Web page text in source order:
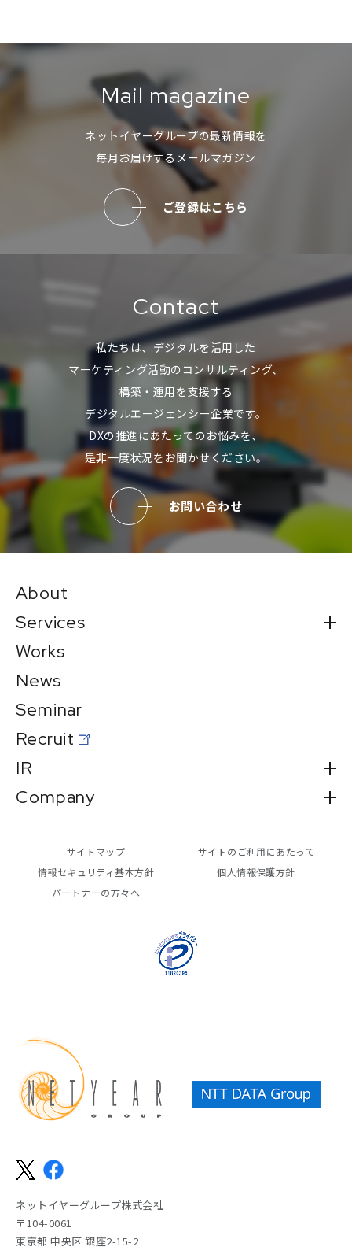
Mail magazine
ネットイヤーグループの最新情報を
毎月お届けするメールマガジン
ご登録はこちら
Contact
私たちは、デジタルを活用した
マーケティング活動のコンサルティング、
構築・運用を支援する
デジタルエージェンシー企業です。
DXの推進にあたってのお悩みを、
是非一度状況をお聞かせください。
お問い合わせ
About
Services
Works
News
Seminar
Recruit
IR
Company
サイトのご利用にあたって
個人情報保護方針
情報セキュリティ基本方針
パートナーの方々へ
サイトマップ
ネットイヤーグループ株式会社
〒104-0061
東京都 中央区 銀座2-15-2